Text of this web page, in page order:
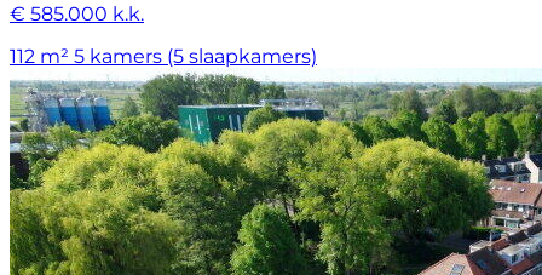
€ 585.000 k.k.
112 m² 5 kamers (5 slaapkamers)